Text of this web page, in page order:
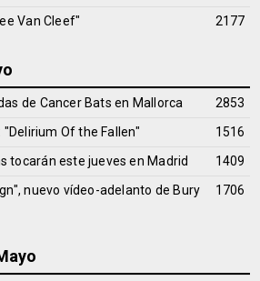
Van Cleef"
2177
de Cancer Bats en Mallorca
2853
Of the Fallen"
1516
tocarán este jueves en Madrid
1409
nuevo vídeo-adelanto de Bury
1706